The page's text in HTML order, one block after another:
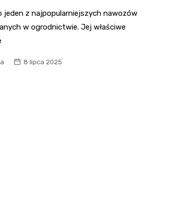
jeden z najpopularniejszych nawozów
w ogrodnictwie. Jej właściwe
8 lipca 2025